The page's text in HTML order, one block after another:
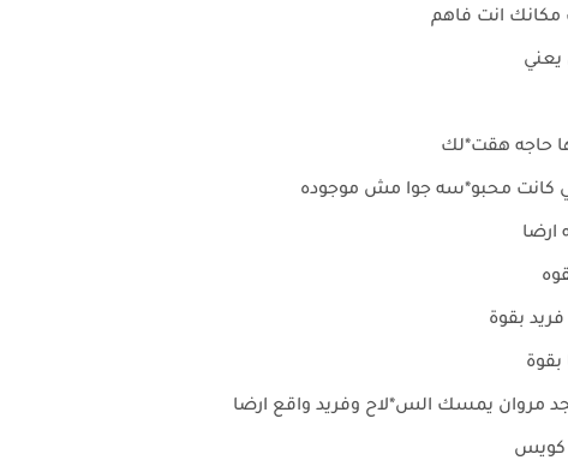
انت فاهم
حاجه هقت*لك
كانت محبو*سه جوا مش موجوده
ارضا
بقوة
بقوة
مروان يمسك الس*لاح وفريد واقع ارضا
كويس